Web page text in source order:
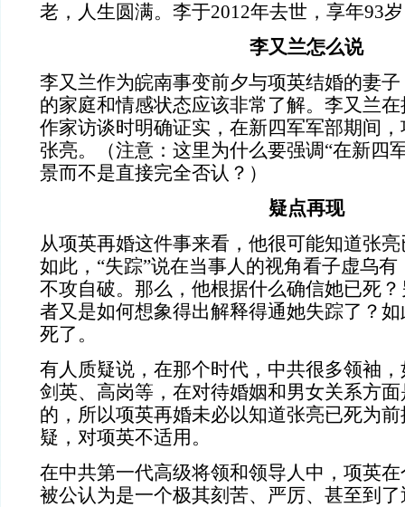
老，人生圆满。李于2012年去世，享年93
李又兰怎么说
李又兰作为皖南事变前夕与项英结婚的妻
的家庭和情感状态应该非常了解。李又兰
作家访谈时明确证实，在新四军军部期间
张亮。
（注意：这里为什么要强调“在新四
景而不是直接完全否认？）
疑点再现
从项英再婚这件事来看，他很可能知道张
如此，“失踪”说在当事人的视角看子虚乌
不攻自破。那么，他根据什么确信她已死
者又是如何想象得出解释得通她失踪了？
死了。
有人质疑说，在那个时代，中共很多领袖
剑英、高岗等，在对待婚姻和男女关系方
的，所以项英再婚未必以知道张亮已死为
疑，对项英不适用。
在中共第一代高级将领和领导人中，项英
被公认为是一个极其刻苦、严厉、甚至到